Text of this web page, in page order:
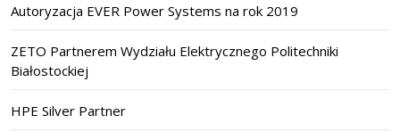
Autoryzacja EVER Power Systems na rok 2019
ZETO Partnerem Wydziału Elektrycznego Politechniki
Białostockiej
HPE Silver Partner